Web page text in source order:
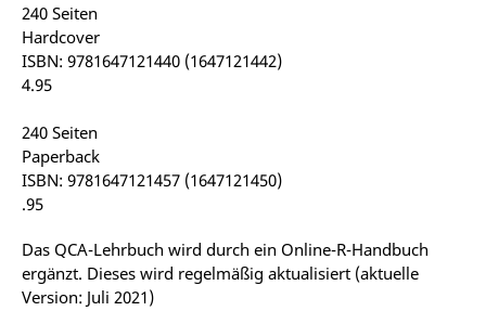
240 Seiten
Hardcover
ISBN: 9781647121440 (1647121442)
4.95
240 Seiten
Paperback
ISBN: 9781647121457 (1647121450)
.95
Das QCA-Lehrbuch wird durch ein Online-R-Handbuch
ergänzt. Dieses wird regelmäßig aktualisiert (aktuelle
Version: Juli 2021)